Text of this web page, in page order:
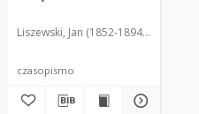
Liszewski, Jan (1852-1894). Red.
czasopismo